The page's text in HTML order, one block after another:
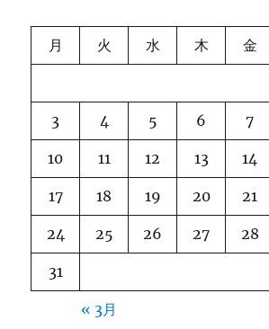
月 火 水 木 金
3 4 5 6 7
10 11 12 13 14
17 18 19 20 21
24 25 26 27 28
31
« 3月